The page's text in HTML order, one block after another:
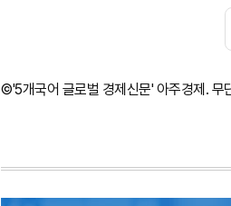
©'5개국어 글로벌 경제신문' 아주경제. 무